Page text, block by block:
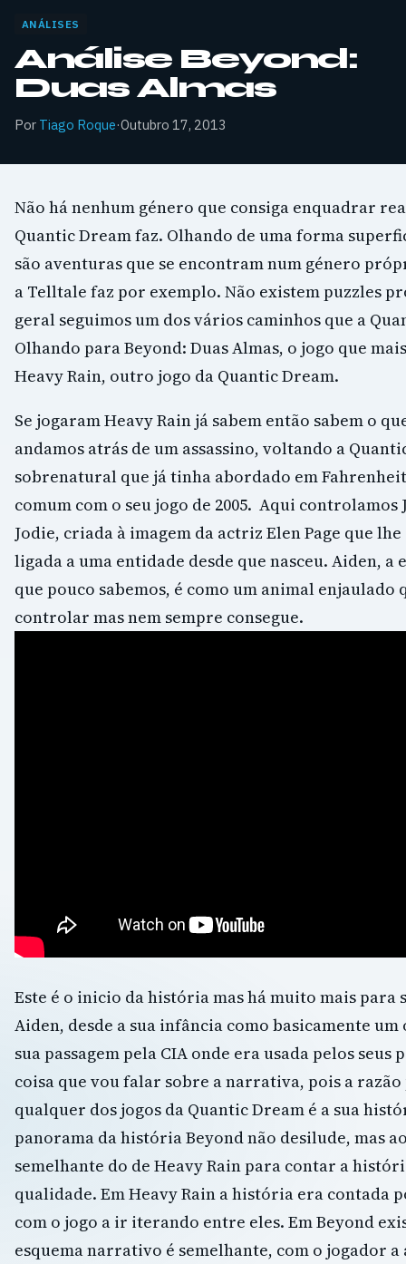
ANÁLISES
Análise Beyond:
Duas Almas
Por Tiago Roque·Outubro 17, 2013
Não há nenhum género que consiga enquadrar
Quantic Dream faz. Olhando de uma forma
são aventuras que se encontram num género
a Telltale faz por exemplo. Não existem puzzles
geral seguimos um dos vários caminhos que a
Olhando para Beyond: Duas Almas, o jogo que
Heavy Rain, outro jogo da Quantic Dream.
Se jogaram Heavy Rain já sabem então sabem o
andamos atrás de um assassino, voltando a
sobrenatural que já tinha abordado em
comum com o seu jogo de 2005. Aqui controlamos
Jodie, criada à imagem da actriz Elen Page que
ligada a uma entidade desde que nasceu. Aiden,
que pouco sabemos, é como um animal enjaulado
controlar mas nem sempre consegue.
Este é o inicio da história mas há muito mais para
Aiden, desde a sua infância como basicamente
sua passagem pela CIA onde era usada pelos seus
coisa que vou falar sobre a narrativa, pois a
qualquer dos jogos da Quantic Dream é a sua
panorama da história Beyond não desilude, mas
semelhante do de Heavy Rain para contar a
qualidade. Em Heavy Rain a história era contada
com o jogo a ir iterando entre eles. Em Beyond
esquema narrativo é semelhante, com o jogador